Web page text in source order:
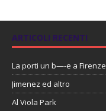
ARTICOLI RECENTI
La porti un b—-e a Firenze
Jimenez ed altro
Al Viola Park